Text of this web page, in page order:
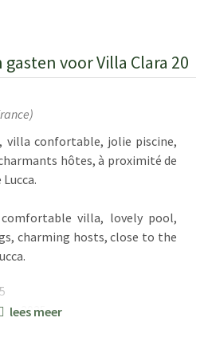
voor Villa Clara 20
)
villa confortable, jolie piscine,
hôtes, à proximité de
villa, lovely pool,
charming hosts, close to the
apr 2025
lees meer